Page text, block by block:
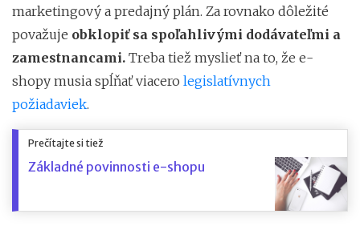
marketingový a predajný plán. Za rovnako dôležité
považuje obklopiť sa spoľahlivými dodávateľmi a
zamestnancami. Treba tiež myslieť na to, že e-
shopy musia spĺňať viacero legislatívnych
požiadaviek.
Prečítajte si tiež
Základné povinnosti e-shopu